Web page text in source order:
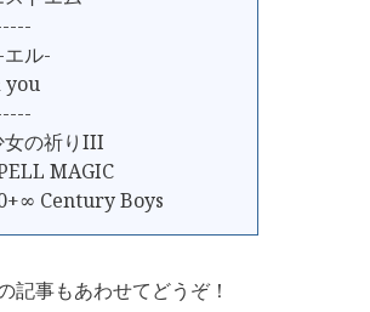
ル-
you
女の祈りIII
MAGIC
Century Boys
記事もあわせてどうぞ！